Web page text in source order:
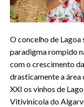
O concelho de
paradigma rompido
com o crescimento
drasticamente a área
XXI os vinhos de
Vitivinícola do